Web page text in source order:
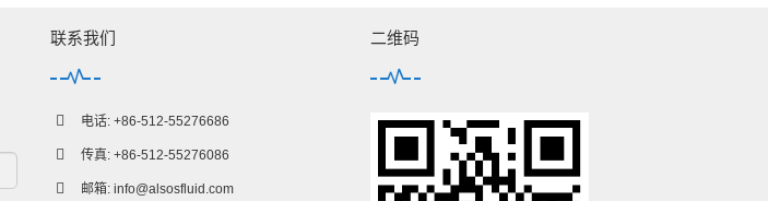
联系我们
电话: +86-512-55276686
传真: +86-512-55276086
邮箱: info@alsosfluid.com
二维码